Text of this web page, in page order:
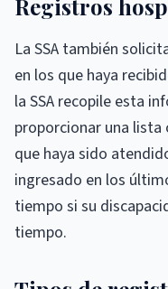
Registros
La SSA también
en los que haya
la SSA recopile esta
proporcionar una
que haya sido
ingresado en los
tiempo si su
tiempo.